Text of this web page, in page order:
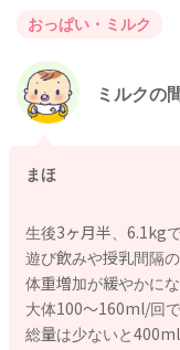
おっぱい・ミルク
ミルクの
まほ
生後3ヶ月半、6.1kgで
遊び飲みや授乳間隔
体重増加が緩やかにな
大体100〜160ml/回
総量は少ないと